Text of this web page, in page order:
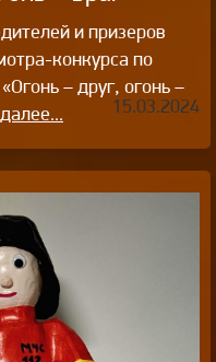
и призеров
конкурса по
– друг, огонь –
15.03.2024